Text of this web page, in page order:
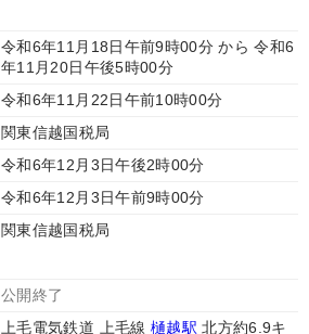
令和6年11月18日午前9時00分 から 令和6
年11月20日午後5時00分
令和6年11月22日午前10時00分
関東信越国税局
令和6年12月3日午後2時00分
令和6年12月3日午前9時00分
関東信越国税局
公開終了
上毛電気鉄道 上毛線 樋越駅 北方約6.9キ